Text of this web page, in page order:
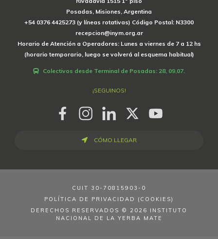
Posadas, Misiones, Argentina
+54 0376 4425273 (y líneas rotativas) Código Postal: N3300
recepcion@inym.org.ar
Horario de Atención a Operadores: Lunes a viernes de 7 a 12 hs
(horario temporario, luego se volverá al esquema habitual)
Colectivos desde Terminal de Posadas: 28, 09,07.
¡SEGUINOS!
CÓMO LLEGAR
CUIT 30-70815903-0
POLÍTICA DE PRIVACIDAD (COOKIES)
DERECHOS RESERVADOS © 2026 INSTITUTO
NACIONAL DE LA YERBA MATE